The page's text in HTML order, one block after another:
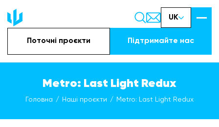
UK
Поточні проєкти Підтримайте наc
Metro: Last Light Redux
Головна Наші проєкти Metro: Last Light Redux